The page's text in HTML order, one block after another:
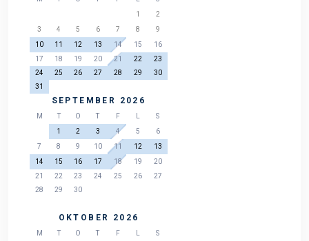
1
2
3
4 5 6 7 8
9
10
11 12 13 14 15
16
17
18 19 20 21 22
23
24
25 26 27 28 29
30
31
SEPTEMBER 2026
M T O T F
S
1
2 3 4 5
6
7
8 9 10 11 12
13
14
15 16 17 18 19
20
21
22 23 24 25 26
27
28
29 30
OKTOBER 2026
M T O T F S